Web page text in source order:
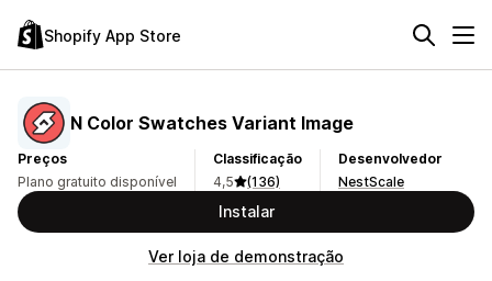
Shopify App Store
N Color Swatches Variant Image
Preços
Plano gratuito disponível
Classificação
4,5
(136)
Desenvolvedor
NestScale
Instalar
Ver loja de demonstração